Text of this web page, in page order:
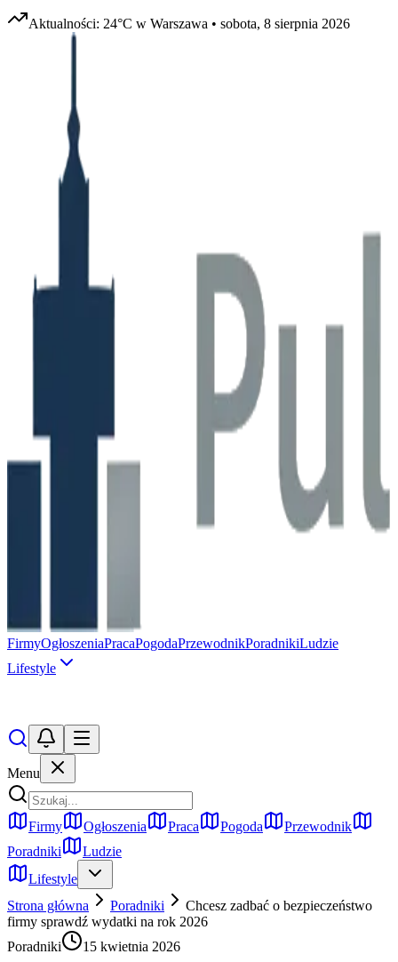
Aktualności: 24°C w Warszawa • sobota, 8 sierpnia 2026
FirmyOgłoszeniaPracaPogodaPrzewodnikPoradnikiLudzie
Lifestyle
Menu
Firmy Ogłoszenia Praca Pogoda
Przewodnik
Poradniki
Ludzie
Lifestyle
Strona główna
Poradniki
Chcesz zadbać o bezpieczeństwo
firmy sprawdź wydatki na rok 2026
Poradniki
15 kwietnia 2026